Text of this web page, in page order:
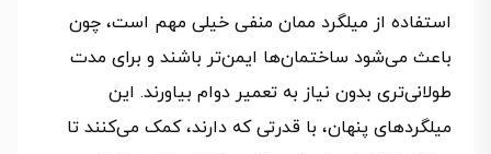
استفاده از میلگرد ممان منفی خیلی مهم است، چون
باعث می‌شود ساختمان‌ها ایمن‌تر باشند و برای مدت
طولانی‌تری بدون نیاز به تعمیر دوام بیاورند. این
میلگردهای پنهان، با قدرتی که دارند، کمک می‌کنند تا